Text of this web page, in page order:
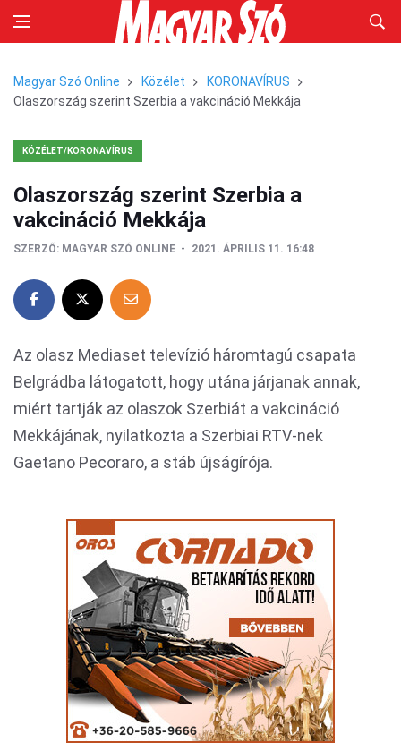
Magyar Szó Online Közélet
KORONAVÍRUS
Olaszország szerint Szerbia a vakcináció Mekkája
KÖZÉLET/KORONAVÍRUS
Olaszország szerint Szerbia a
vakcináció Mekkája
SZERZŐ: MAGYAR SZÓ ONLINE 2021. ÁPRILIS 11. 16:48
Az olasz Mediaset televízió háromtagú csapata
Belgrádba látogatott, hogy utána járjanak annak,
miért tartják az olaszok Szerbiát a vakcináció
Mekkájának, nyilatkozta a Szerbiai RTV-nek
Gaetano Pecoraro, a stáb újságírója.